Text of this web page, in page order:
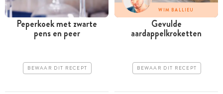
Peperkoek met zwarte
pens en peer
BEWAAR DIT RECEPT
WIM BALLIEU
Gevulde
aardappelkroketten
BEWAAR DIT RECEPT